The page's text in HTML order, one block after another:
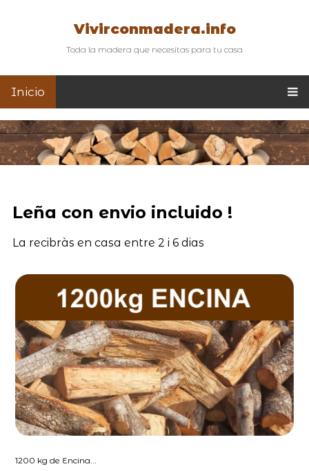
Vivirconmadera.info
Toda la madera que necesitas para tu casa
Inicio
Leña con envio incluido !
La recibràs en casa entre 2 i 6 dias
1200 kg de Encina...